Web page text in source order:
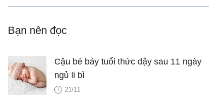
Bạn nên đọc
Cậu bé bảy tuổi thức dậy sau 11 ngày
ngủ li bì
21/11